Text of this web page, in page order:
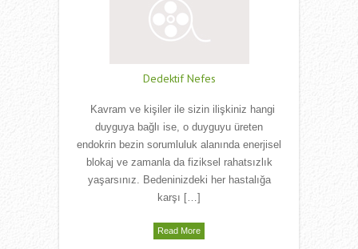
Dedektif Nefes
Kavram ve kişiler ile sizin ilişkiniz hangi
duyguya bağlı ise, o duyguyu üreten
endokrin bezin sorumluluk alanında enerjisel
blokaj ve zamanla da fiziksel rahatsızlık
yaşarsınız. Bedeninizdeki her hastalığa
karşı […]
Read More